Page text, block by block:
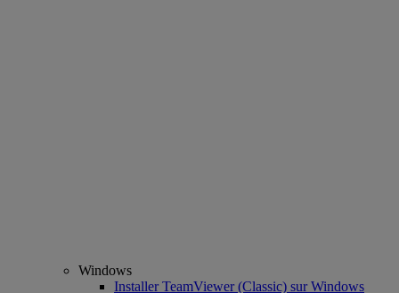
Windows
Installer TeamViewer (Classic) sur Windows